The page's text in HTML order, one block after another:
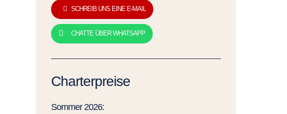
SCHREIB UNS EINE E-MAIL
CHATTE ÜBER WHATSAPP
Charterpreise
Sommer 2026: